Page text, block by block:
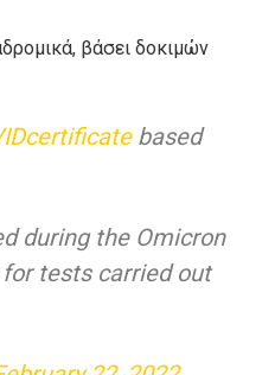
βάσει δοκιμών
based
during the Omicron
tests carried out